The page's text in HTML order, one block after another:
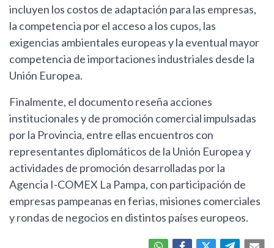
incluyen los costos de adaptación para las empresas,
la competencia por el acceso a los cupos, las
exigencias ambientales europeas y la eventual mayor
competencia de importaciones industriales desde la
Unión Europea.
Finalmente, el documento reseña acciones
institucionales y de promoción comercial impulsadas
por la Provincia, entre ellas encuentros con
representantes diplomáticos de la Unión Europea y
actividades de promoción desarrolladas por la
Agencia I-COMEX La Pampa, con participación de
empresas pampeanas en ferias, misiones comerciales
y rondas de negocios en distintos países europeos.